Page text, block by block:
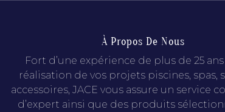
À Propos De Nous
Fort d’une expérience de plus de 25
réalisation de vos projets piscines, spas,
accessoires, JACE vous assure un service
d’expert ainsi que des produits